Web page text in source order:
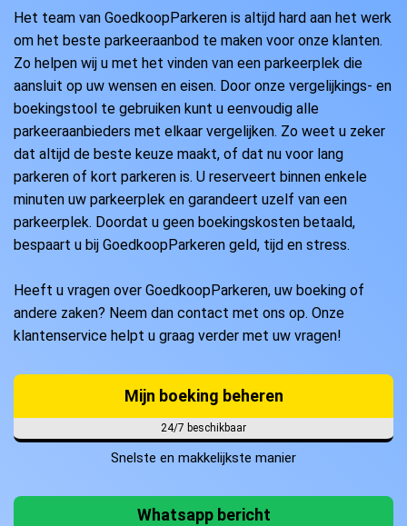
Het team van GoedkoopParkeren is altijd hard aan het werk
om het beste parkeeraanbod te maken voor onze klanten.
Zo helpen wij u met het vinden van een parkeerplek die
aansluit op uw wensen en eisen. Door onze vergelijkings- en
boekingstool te gebruiken kunt u eenvoudig alle
parkeeraanbieders met elkaar vergelijken. Zo weet u zeker
dat altijd de beste keuze maakt, of dat nu voor lang
parkeren of kort parkeren is. U reserveert binnen enkele
minuten uw parkeerplek en garandeert uzelf van een
parkeerplek. Doordat u geen boekingskosten betaald,
bespaart u bij GoedkoopParkeren geld, tijd en stress.
Heeft u vragen over GoedkoopParkeren, uw boeking of
andere zaken? Neem dan contact met ons op. Onze
klantenservice helpt u graag verder met uw vragen!
Mijn boeking beheren
24/7 beschikbaar
Snelste en makkelijkste manier
Whatsapp bericht